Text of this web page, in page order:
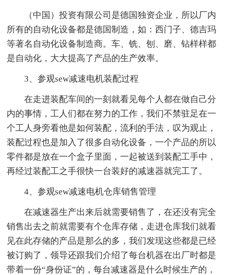
（中国）投资有限公司是德国独资企业，所以厂内
所有的自动化设备都是德国制造，如：西门子、德吉玛
等著名自动化设备制造商。车、铣、刨、磨、钻样样都
是自动化，大大提高了产品的生产效率。
3、参观sew减速电机装配过程
在走进装配车间的一刻就看见每个人都在做自己分
内的事情，工人们都在努力的工作，我们不禁驻足在一
个工人身旁看他是如何装配，流利的手法，叹为观止，
装配过程也是加入了很多自动化设备，一个产品的所以
零件都是放在一个盒子里面，一起被送到装配工手中，
再经过装配工之手很快一台装好的减速器就完工了。
4、参观sew减速电机仓库销售管理
在减速器生产出来后就需要销售了，在还没有完全
销售出去之前就需要有个仓库存储，走进仓库我们就看
见在此存储的产品是那么的多，我们发现这些都是已经
被订购了，领导还跟我们介绍了每台机器在出厂时都是
带着一份“身份证”的，每台减速器是什么时候生产的，